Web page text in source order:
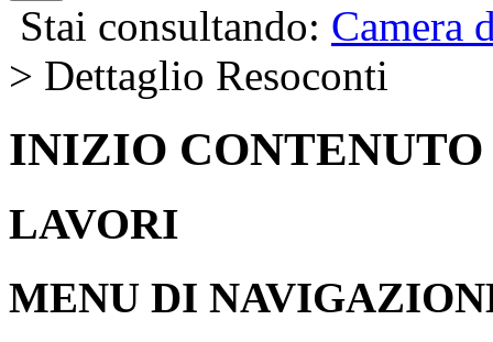
Stai consultando: Camera
> Dettaglio Resoconti
INIZIO CONTENUTO
LAVORI
MENU DI